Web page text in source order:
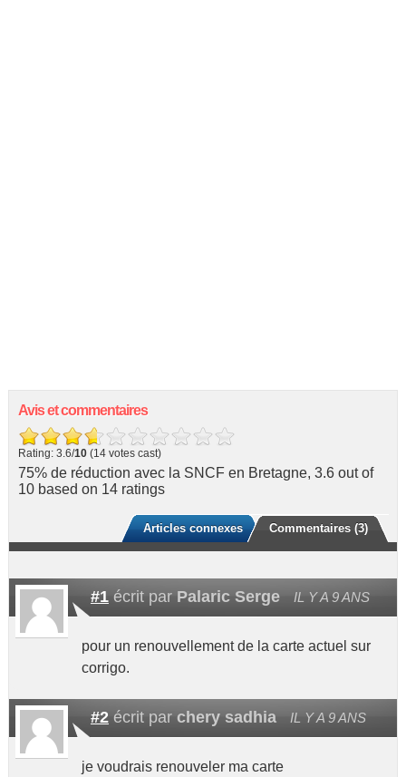
Avis et commentaires
Rating: 3.6/10(14 votes cast)
75% de réduction avec la SNCF en Bretagne, 3.6out of
10based on 14ratings
Commentaires (3)
Articles connexes
#1écrit par Palaric Serge IL Y A 9 ANS
pour un renouvellement de la carte actuel sur
corrigo.
#2écrit par chery sadhia IL Y A 9 ANS
je voudrais renouveler ma carte